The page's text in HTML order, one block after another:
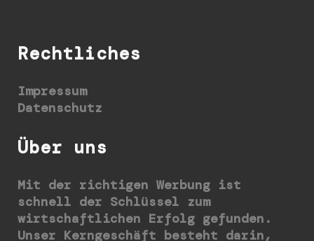
Rechtliches
Impressum
Datenschutz
Über uns
Mit der richtigen Werbung ist
schnell der Schlüssel zum
wirtschaftlichen Erfolg gefunden.
Unser Kerngeschäft besteht darin,